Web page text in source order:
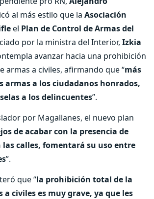
al más estilo que la Asociación
el Plan de Control de Armas del
por la ministra del Interior, Izkia
avanzar hacia una prohibición
armas a civiles, afirmando que “más
armas a los ciudadanos honrados,
a los delincuentes”.
por Magallanes, el nuevo plan
de acabar con la presencia de
calles, fomentará su uso entre
”.
que “la prohibición total de la
a civiles es muy grave, ya que les